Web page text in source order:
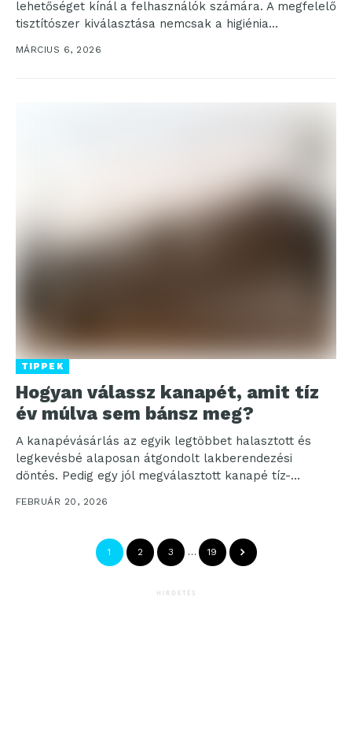
lehetőséget kínál a felhasználók számára. A megfelelő
tisztítószer kiválasztása nemcsak a higiénia
MÁRCIUS 6, 2026
TIPPEK
Hogyan válassz kanapét, amit tíz
év múlva sem bánsz meg?
A kanapévásárlás az egyik legtöbbet halasztott és
legkevésbé alaposan átgondolt lakberendezési
döntés. Pedig egy jól megválasztott kanapé tíz-
tizennégy évig is elkísér, naponta több...
FEBRUÁR 20, 2026
1 2 3 … 19
HIRDETÉS